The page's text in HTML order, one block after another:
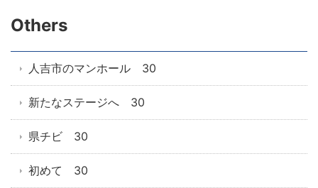
Others
人吉市のマンホール 30
新たなステージへ 30
県チビ 30
初めて 30